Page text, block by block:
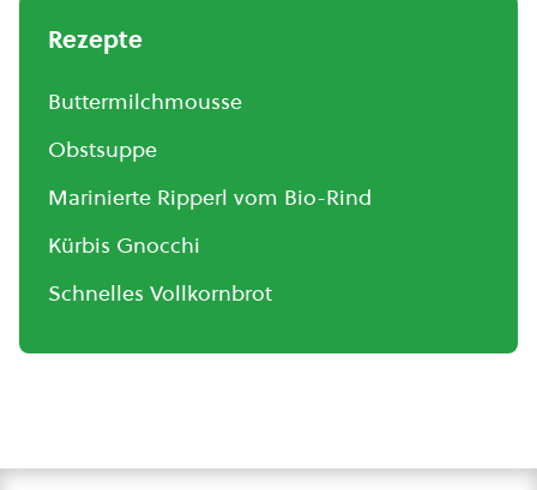
Rezepte
Buttermilchmousse
Obstsuppe
Marinierte Ripperl vom Bio-Rind
Kürbis Gnocchi
Schnelles Vollkornbrot